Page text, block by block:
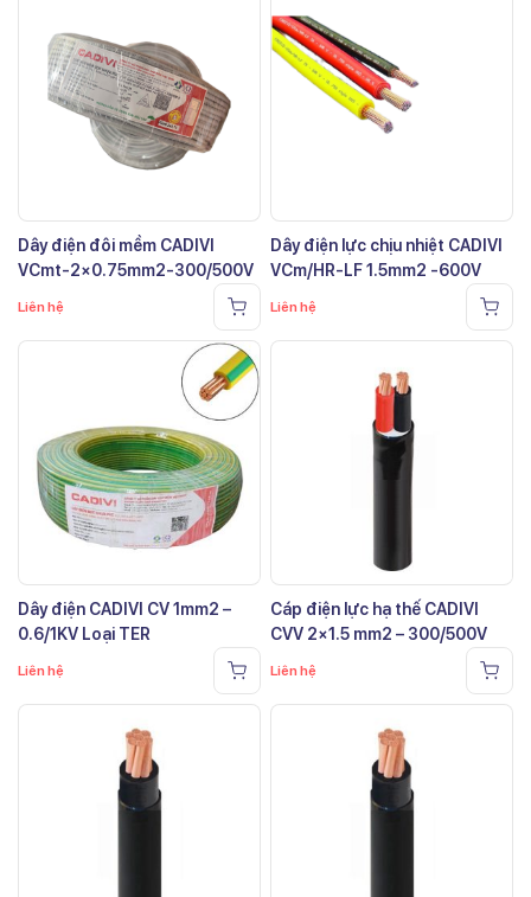
Dây điện đôi mềm CADIVI
VCmt-2×0.75mm2-300/500V
Liên hệ
Dây điện lực chịu nhiệt CADIVI
VCm/HR-LF 1.5mm2 -600V
Liên hệ
Dây điện CADIVI CV 1mm2 –
0.6/1KV Loại TER
Liên hệ
Cáp điện lực hạ thế CADIVI
CVV 2×1.5 mm2 – 300/500V
Liên hệ